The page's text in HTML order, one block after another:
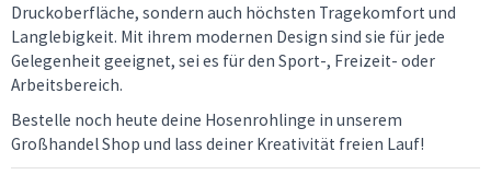
Druckoberfläche, sondern auch höchsten Tragekomfort und
Langlebigkeit. Mit ihrem modernen Design sind sie für jede
Gelegenheit geeignet, sei es für den Sport-, Freizeit- oder
Arbeitsbereich.
Bestelle noch heute deine Hosenrohlinge in unserem
Großhandel Shop und lass deiner Kreativität freien Lauf!